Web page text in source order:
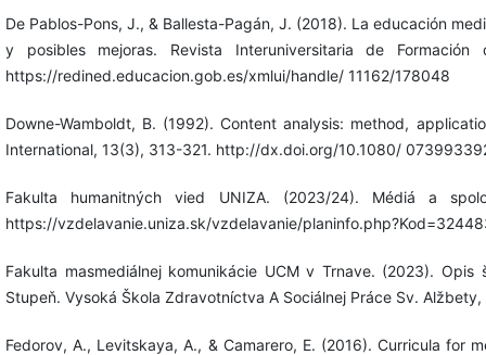
De Pablos-Pons, J., & Ballesta-Pagán, J. (2018). La educación
y posibles mejoras. Revista Interuniversitaria de Formación
https://redined.educacion.gob.es/xmlui/handle/ 11162/178048
Downe-Wamboldt, B. (1992). Content analysis: method,
International, 13(3), 313-321. http://dx.doi.org/10.1080/
Fakulta humanitných vied UNIZA. (2023/24). Médiá a
https://vzdelavanie.uniza.sk/vzdelavanie/
Fakulta masmediálnej komunikácie UCM v Trnave. (2023).
Stupeň. Vysoká Škola Zdravotníctva A Sociálnej Práce Sv. Alžbety,
Fedorov, A., Levitskaya, A., & Camarero, E. (2016). Curricula for